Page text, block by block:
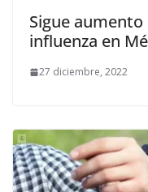
Sigue
influenza en
27 diciembre, 2022